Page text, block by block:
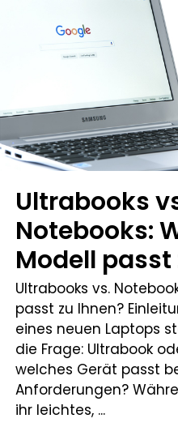
Ultrabooks
Notebooks:
Modell passt
Ultrabooks vs.
passt zu Ihnen?
eines neuen Laptops
die Frage: Ultrabook
welches Gerät passt
Anforderungen?
ihr leichtes, ...